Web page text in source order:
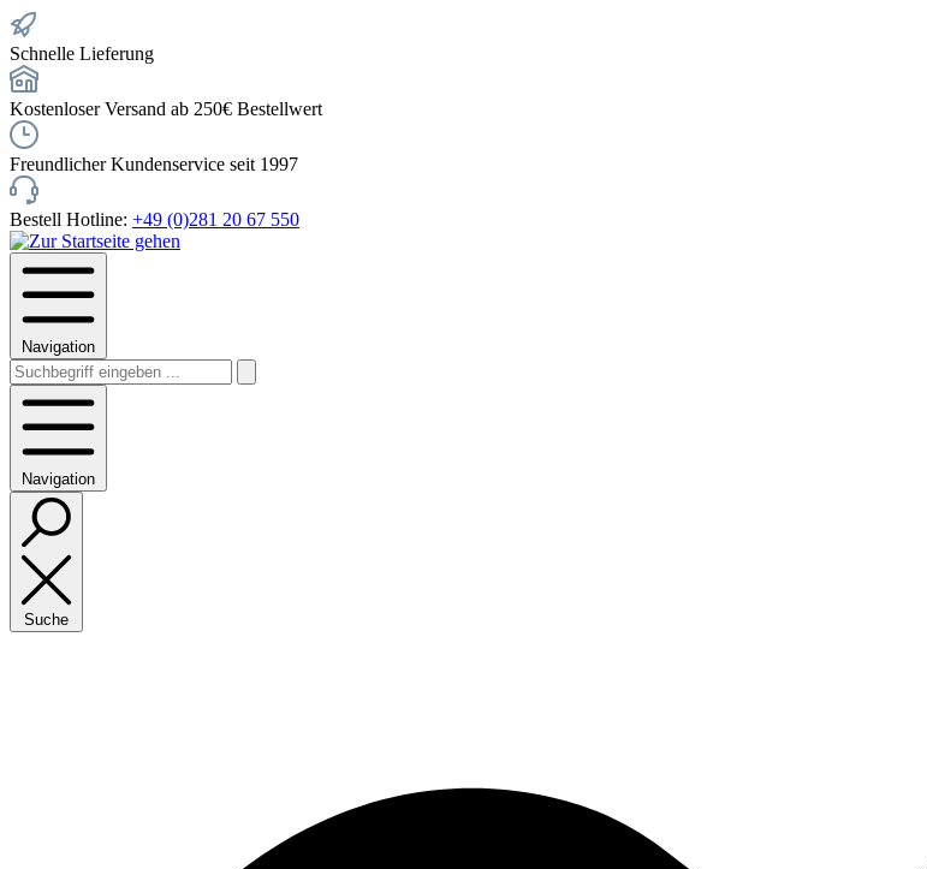
Schnelle Lieferung
Kostenloser Versand ab 250€ Bestellwert
Freundlicher Kundenservice seit 1997
Bestell Hotline: +49 (0)281 20 67 550
Navigation
Navigation
Suche